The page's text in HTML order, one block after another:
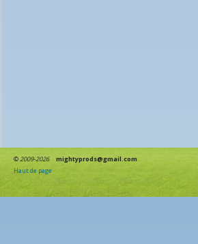
©2009-2026
mightyprods@gmail.com
Haut de page